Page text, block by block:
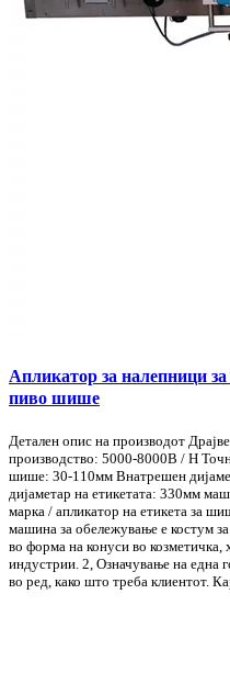
Апликатор за налепници
пиво шише
Детален опис на производот
производство: 5000-8000B / H
шише: 30-110мм Внатрешен
дијаметар на етикетата: 330мм
марка / апликатор на етикета за
машина за обележување е костум
во форма на конуси во
индустрии. 2, Означување на една
во ред, како што треба клиентот.